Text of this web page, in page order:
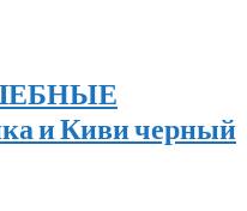
и Киви черный